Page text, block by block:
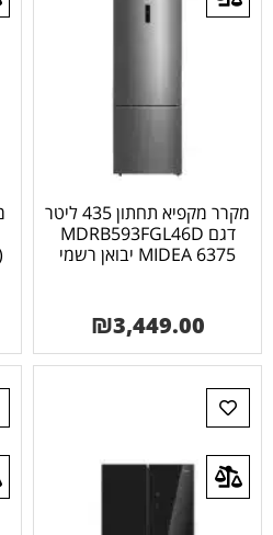
מקרר מקפיא תחתון 435 ליטר
דגם MDRB593FGL46D
MIDEA 6375 יבואן רשמי
₪3,449.00